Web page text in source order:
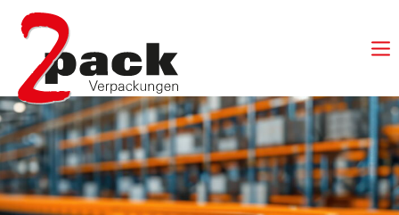
Login
Benutzername
Passwort